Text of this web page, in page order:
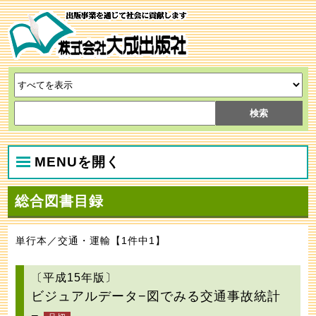
MENUを開く
総合図書目録
単行本／交通・運輸【1件中1】
〔平成15年版〕
ビジュアルデータ−図でみる交通事故統計